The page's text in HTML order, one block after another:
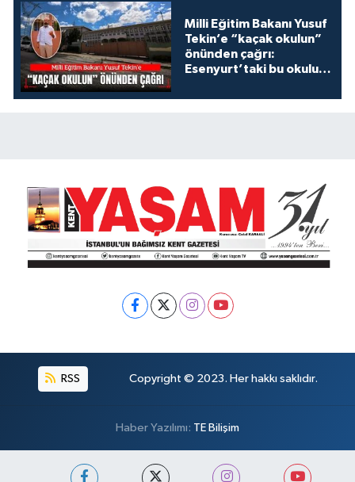
Milli Eğitim Bakanı Yusuf
Tekin’e “kaçak okulun”
önünden çağrı:
Esenyurt’taki bu okulu
RSS Copyright © 2023. Her hakkı saklıdır.
Haber Yazılımı: TE Bilişim